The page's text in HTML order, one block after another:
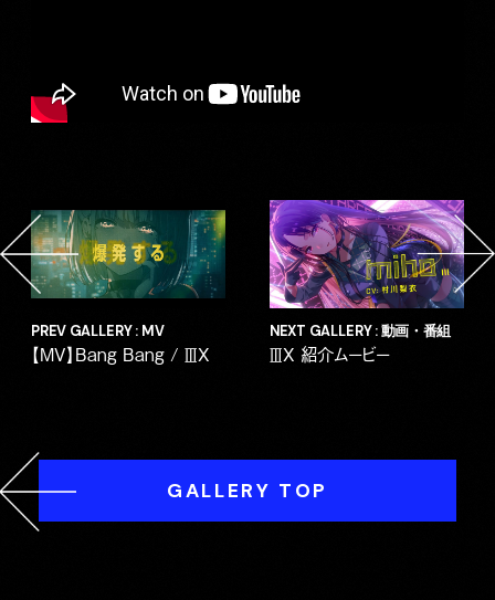
PREV GALLERY : MV
【MV】Bang Bang / ⅢX
NEXT GALLERY : 動画・番組
ⅢX 紹介ムービー
GALLERY TOP